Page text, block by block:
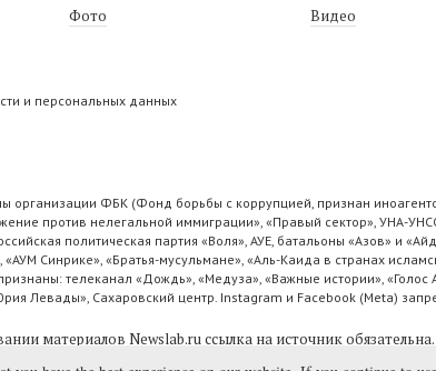
Фото
Видео
и персональных данных
организации ФБК (Фонд борьбы с коррупцией, признан
против нелегальной иммиграции», «Правый сектор», УНА-
политическая партия «Воля», АУЕ, батальоны «Азов» и
Синрике», «Братья-мусульмане», «Аль-Каида в странах
телеканал «Дождь», «Медуза», «Важные истории»,
Левады», Сахаровский центр. Instagram и Facebook (Metа)
материалов Newslab.ru ссылка на источник обязательна.